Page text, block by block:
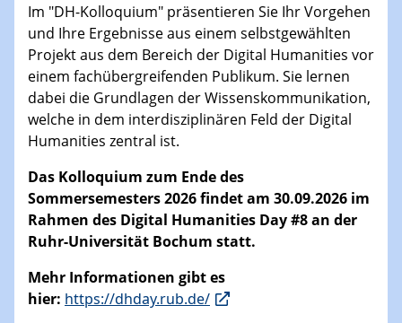
Im "DH-Kolloquium" präsentieren Sie Ihr Vorgehen
und Ihre Ergebnisse aus einem selbstgewählten
Projekt aus dem Bereich der Digital Humanities vor
einem fachübergreifenden Publikum. Sie lernen
dabei die Grundlagen der Wissenskommunikation,
welche in dem interdisziplinären Feld der Digital
Humanities zentral ist.
Das Kolloquium zum Ende des
Sommersemesters 2026 findet am 30.09.2026 im
Rahmen des Digital Humanities Day #8 an der
Ruhr-Universität Bochum statt.
Mehr Informationen gibt es
hier: https://dhday.rub.de/